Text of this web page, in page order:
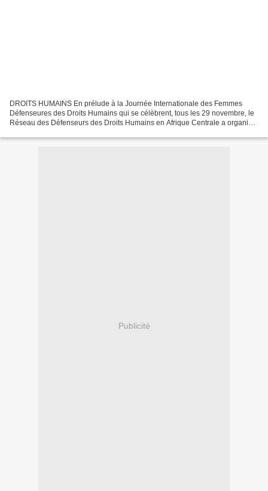
DROITS HUMAINS En prélude à la Journée Internationale des Femmes
Défenseures des Droits Humains qui se célèbrent, tous les 29 novembre, le
Réseau des Défenseurs des Droits Humains en Afrique Centrale a organisé
Publicité